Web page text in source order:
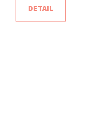
DETAIL